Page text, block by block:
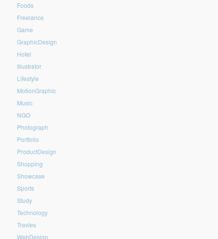
Foods
Freelance
Game
GraphicDesign
Hotel
Illustrator
Lifestyle
MotionGraphic
Music
NGO
Photograph
Portfolio
ProductDesign
Shopping
Showcase
Sports
Study
Technology
Travles
WebDesign